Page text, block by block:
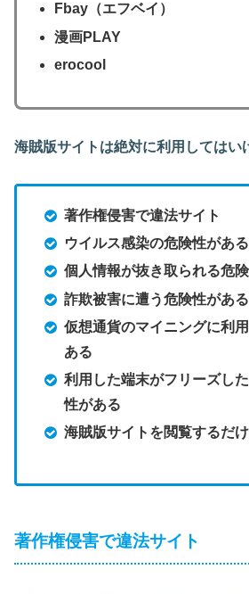
Fbay（エフベイ）
漫画PLAY
erocool
海賊版サイトは絶対に利用してはい
著作権侵害で違法サイト
ウイルス感染の危険性がある
個人情報が抜き取られる危
詐欺被害に遭う危険性がある
仮想通貨のマイニングに利
ある
利用した端末がフリーズし
性がある
海賊版サイトを閲覧するだ
著作権侵害で違法サイト